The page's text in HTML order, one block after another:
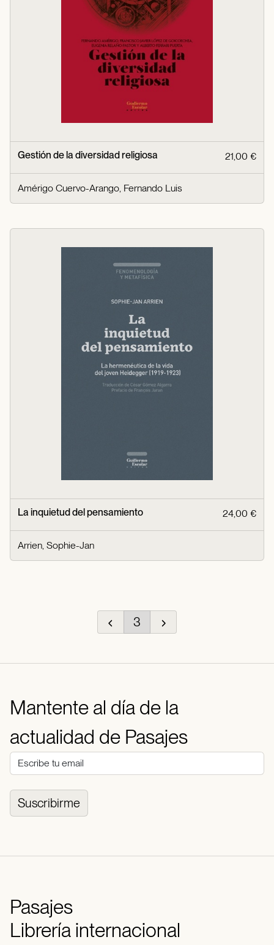
Gestión de la diversidad religiosa 21,00 €
Amérigo Cuervo-Arango, Fernando Luis
La inquietud del pensamiento 24,00 €
Arrien, Sophie-Jan
3
Mantente al día de la
actualidad de Pasajes
Suscribirme
Pasajes
Librería internacional